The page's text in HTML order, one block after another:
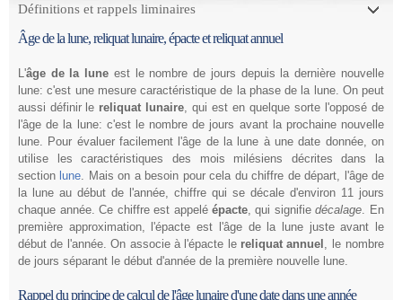
Définitions et rappels liminaires
Âge de la lune, reliquat lunaire, épacte et reliquat annuel
L'âge de la lune est le nombre de jours depuis la dernière nouvelle
lune: c'est une mesure caractéristique de la phase de la lune. On peut
aussi définir le reliquat lunaire, qui est en quelque sorte l'opposé de
l'âge de la lune: c'est le nombre de jours avant la prochaine nouvelle
lune. Pour évaluer facilement l'âge de la lune à une date donnée, on
utilise les caractéristiques des mois milésiens décrites dans la
section lune. Mais on a besoin pour cela du chiffre de départ, l'âge de
la lune au début de l'année, chiffre qui se décale d'environ 11 jours
chaque année. Ce chiffre est appelé épacte, qui signifie décalage. En
première approximation, l'épacte est l'âge de la lune juste avant le
début de l'année. On associe à l'épacte le reliquat annuel , le nombre
de jours séparant le début d'année de la première nouvelle lune.
Rappel du principe de calcul de l'âge lunaire d'une date dans une année